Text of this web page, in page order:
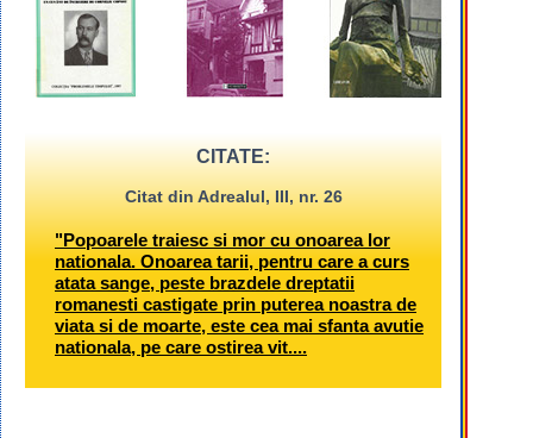
CITATE:
Citat din Adrealul, III, nr. 26
"Popoarele traiesc si mor cu onoarea lor
nationala. Onoarea tarii, pentru care a curs
atata sange, peste brazdele dreptatii
romanesti castigate prin puterea noastra de
viata si de moarte, este cea mai sfanta avutie
nationala, pe care ostirea vit....